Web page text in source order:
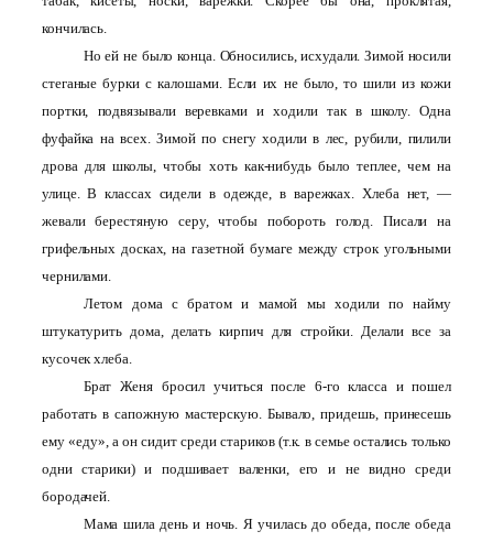
кончилась.
Но ей не было конца. Обносились, исхудали. Зимой носили
стеганые бурки с калошами. Если их не было, то шили из кожи
портки, подвязывали веревками и ходили так в школу. Одна
фуфайка на всех. Зимой по снегу ходили в лес, рубили, пилили
дрова для школы, чтобы хоть как-нибудь было теплее, чем на
улице. В классах сидели в одежде, в варежках. Хлеба нет, —
жевали берестяную серу, чтобы побороть голод. Писали на
грифельных досках, на газетной бумаге между строк угольными
чернилами.
Летом дома с братом и мамой мы ходили по найму
штукатурить дома, делать кирпич для стройки. Делали все за
кусочек хлеба.
Брат Женя бросил учиться после 6-го класса и пошел
работать в сапожную мастерскую. Бывало, придешь, принесешь
ему «еду», а он сидит среди стариков (т.к. в семье остались только
одни старики) и подшивает валенки, его и не видно среди
бородачей.
Мама шила день и ночь. Я училась до обеда, после обеда